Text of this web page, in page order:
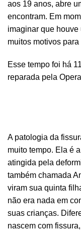
aos 19 anos, abre
encontram. Em
imaginar que houve
muitos motivos para
Esse tempo foi há
reparada pela
A patologia da
muito tempo. Ela é
atingida pela
também chamada
viram sua quinta
não era nada em
suas crianças.
nascem com